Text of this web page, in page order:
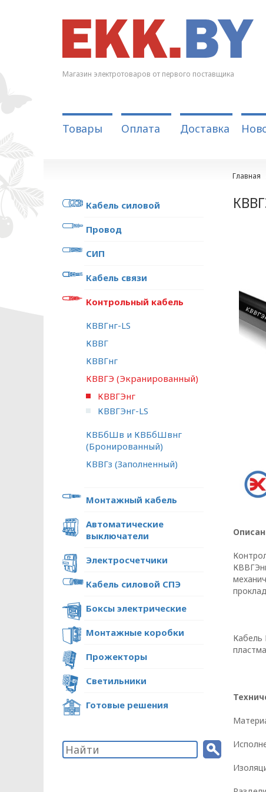
Магазин электротоваров от первого поставщика
Товары Оплата Доставка
Главная
Кабель силовой
Провод
СИП
Кабель связи
Контрольный кабель
КВВГнг-LS
КВВГ
КВВГнг
КВВГЭ (Экранированный)
КВВГЭнг
КВВГЭнг-LS
КВБбШв и КВБбШвнг
(Бронированный)
КВВГз (Заполненный)
Монтажный кабель
Автоматические
выключатели
Электросчетчики
Кабель силовой СПЭ
Боксы электрические
Монтажные коробки
Прожекторы
Светильники
Готовые решения
Кабель
ПОЛИТИКА
В отношении
Общество с ограниченной
«ОПТИКЭНЕРГОКАБЕЛЬ»
УТВЕРЖДАЮ
Директор ООО
«ОПТИКЭНЕРГОКАБЕЛЬ»
В.А. Прокопчук _________​
г. Минск